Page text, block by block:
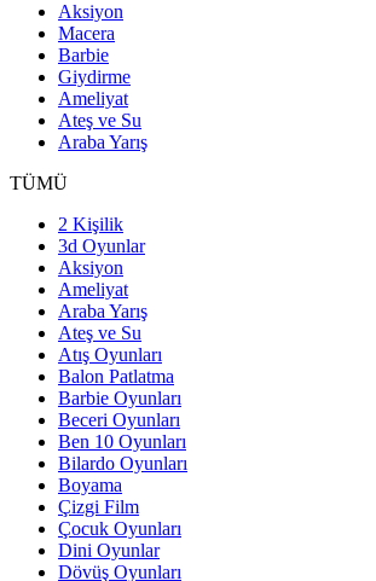
Aksiyon
Macera
Barbie
Giydirme
Ameliyat
Ateş ve Su
Araba Yarış
TÜMÜ
2 Kişilik
3d Oyunlar
Aksiyon
Ameliyat
Araba Yarış
Ateş ve Su
Atış Oyunları
Balon Patlatma
Barbie Oyunları
Beceri Oyunları
Ben 10 Oyunları
Bilardo Oyunları
Boyama
Çizgi Film
Çocuk Oyunları
Dini Oyunlar
Dövüş Oyunları